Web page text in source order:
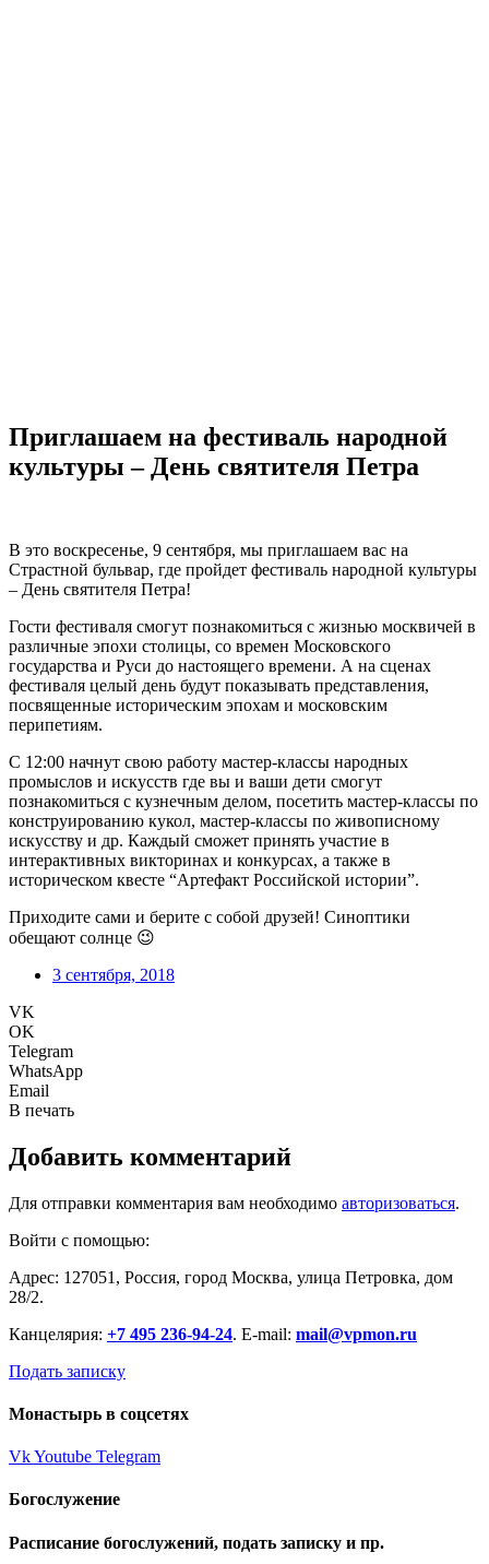
Приглашаем на фестиваль народной
культуры – День святителя Петра
В это воскресенье, 9 сентября, мы приглашаем вас на
Страстной бульвар, где пройдет фестиваль народной культуры
– День святителя Петра!
Гости фестиваля смогут познакомиться с жизнью москвичей в
различные эпохи столицы, со времен Московского
государства и Руси до настоящего времени. А на сценах
фестиваля целый день будут показывать представления,
посвященные историческим эпохам и московским
перипетиям.
С 12:00 начнут свою работу мастер-классы народных
промыслов и искусств где вы и ваши дети смогут
познакомиться с кузнечным делом, посетить мастер-классы по
конструированию кукол, мастер-классы по живописному
искусству и др. Каждый сможет принять участие в
интерактивных викторинах и конкурсах, а также в
историческом квесте “Артефакт Российской истории”.
Приходите сами и берите с собой друзей! Синоптики
обещают солнце 😉
3 сентября, 2018
VK
OK
Telegram
WhatsApp
Email
В печать
Добавить комментарий
Для отправки комментария вам необходимо авторизоваться.
Войти с помощью:
Адрес: 127051, Россия, город Москва, улица Петровка, дом
28/2.
Канцелярия: +7 495 236-94-24. E-mail: mail@vpmon.ru
Подать записку
Монастырь в соцсетях
VkYoutube Telegram
Богослужение
Расписание богослужений, подать записку и пр.